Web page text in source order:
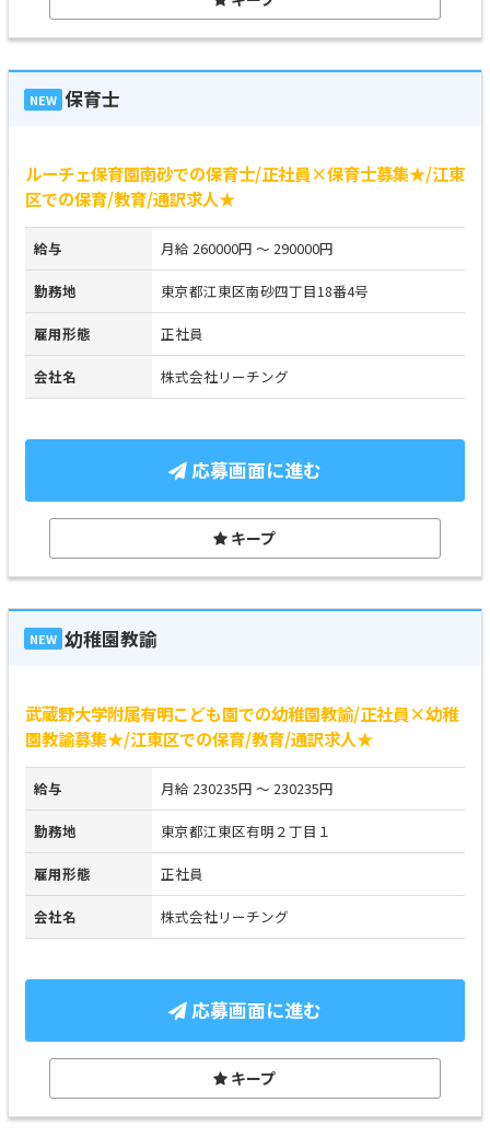
NEW 保育士
ルーチェ保育園南砂での保育士/正社員×保育士募集★/江東
区での保育/教育/通訳求人★
給与 月給 260000円 ～ 290000円
勤務地 東京都江東区南砂四丁目18番4号
雇用形態 正社員
会社名 株式会社リーチング
応募画面に進む
キープ
NEW 幼稚園教諭
武蔵野大学附属有明こども園での幼稚園教諭/正社員×幼稚
園教諭募集★/江東区での保育/教育/通訳求人★
給与 月給 230235円 ～ 230235円
勤務地 東京都江東区有明２丁目１
雇用形態 正社員
会社名 株式会社リーチング
応募画面に進む
キープ